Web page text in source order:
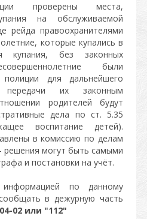
проверены места,
на обслуживаемой
рейда правоохранителями
которые купались в
купания, без законных
были
для дальнейшего
передачи их законным
родителей будут
дела по ст. 5.35
воспитание детей).
в комиссию по делам
могут быть самыми
и постановки на учёт.
по данному
в дежурную часть
02 или "112"